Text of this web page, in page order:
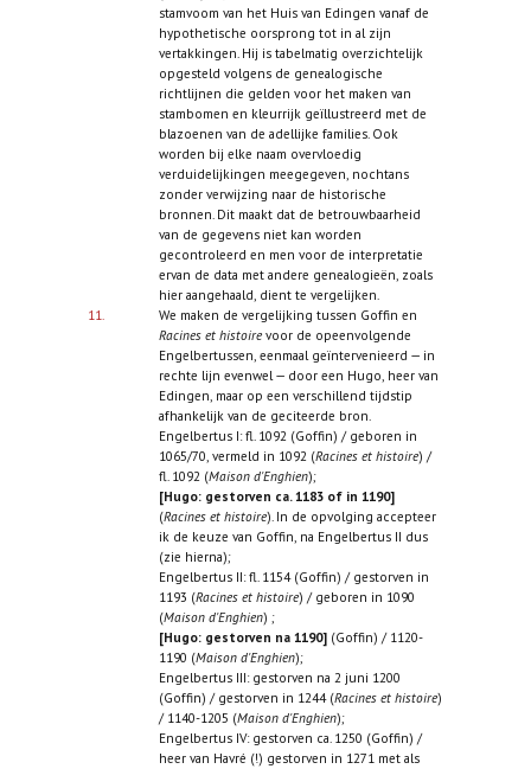
stamvoom van het Huis van Edingen vanaf de
hypothetische oorsprong tot in al zijn
vertakkingen. Hij is tabelmatig overzichtelijk
opgesteld volgens de genealogische
richtlijnen die gelden voor het maken van
stambomen en kleurrijk geïllustreerd met de
blazoenen van de adellijke families. Ook
worden bij elke naam overvloedig
verduidelijkingen meegegeven, nochtans
zonder verwijzing naar de historische
bronnen. Dit maakt dat de betrouwbaarheid
van de gegevens niet kan worden
gecontroleerd en men voor de interpretatie
ervan de data met andere genealogieën, zoals
hier aangehaald, dient te vergelijken.
11.
We maken de vergelijking tussen Goffin en
Racines et histoirevoor de opeenvolgende
Engelbertussen, eenmaal geïntervenieerd — in
rechte lijn evenwel — door een Hugo, heer van
Edingen, maar op een verschillend tijdstip
afhankelijk van de geciteerde bron.
Engelbertus I: fl. 1092 (Goffin) / geboren in
1065/70, vermeld in 1092 (Racines et histoire) /
fl. 1092 (Maison d'Enghien);
[Hugo: gestorven ca. 1183 of in 1190]
(Racines et histoire). In de opvolging accepteer
ik de keuze van Goffin, na Engelbertus II dus
(zie hierna);
Engelbertus II: fl. 1154 (Goffin) / gestorven in
1193 (Racines et histoire) / geboren in 1090
(Maison d'Enghien) ;
[Hugo: gestorven na 1190](Goffin) / 1120-
1190 (Maison d'Enghien);
Engelbertus III: gestorven na 2 juni 1200
(Goffin) / gestorven in 1244 (Racines et histoire)
/ 1140-1205 (Maison d'Enghien);
Engelbertus IV: gestorven ca. 1250 (Goffin) /
heer van Havré (!) gestorven in 1271 met als